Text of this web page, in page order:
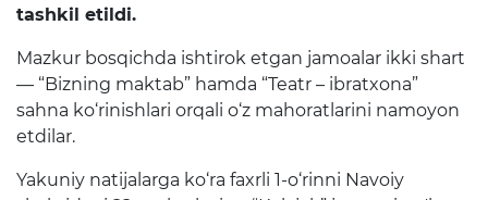
Raqamli kutubxona
Yagona elektron tizim
Malaka oshirish
Axborot xizmati
tashkil etildi.
Mazkur bosqichda ishtirok etgan jamoalar ikki shart
— “Bizning maktab” hamda “Teatr – ibratxona”
sahna ko‘rinishlari orqali o‘z mahoratlarini namoyon
etdilar.
Yakuniy natijalarga ko‘ra faxrli 1-o‘rinni Navoiy